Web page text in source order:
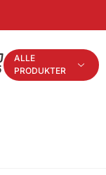
ALLE
PRODUKTER